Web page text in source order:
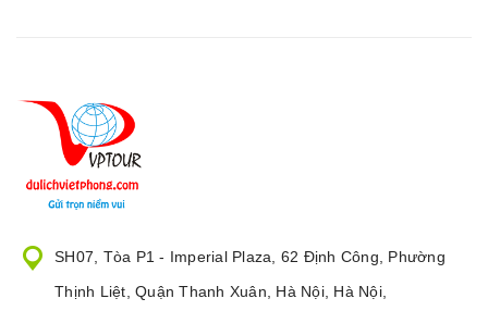
SH07, Tòa P1 - Imperial Plaza, 62 Định Công, Phường
Thịnh Liệt, Quận Thanh Xuân, Hà Nội, Hà Nội,